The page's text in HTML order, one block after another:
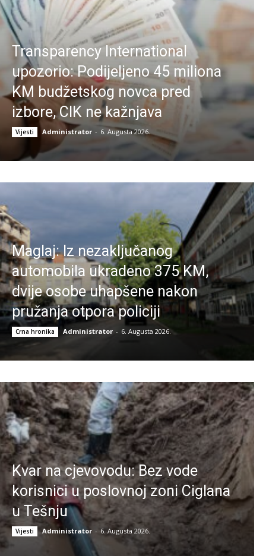
Transparency International
upozorio: Podijeljeno 45 miliona
KM budžetskog novca pred
izbore, CIK ne kažnjava
Vijesti Administrator - 6. Augusta 2026.
Maglaj: Iz nezaključanog
automobila ukradeno 375 KM,
dvije osobe uhapšene nakon
pružanja otpora policiji
Crna hronika Administrator - 6. Augusta 2026.
Kvar na cjevovodu: Bez vode
korisnici u poslovnoj zoni Ciglana
u Tešnju
Vijesti Administrator - 6. Augusta 2026.